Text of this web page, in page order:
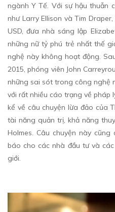
ngành Y Tế. Với sự hậu thuẫn
như Larry Ellison và Tim
USD, đưa nhà sáng lập
những nữ tỷ phú trẻ nhất thế
nghệ này không hoạt động.
2015, phóng viên John
những sai sót trong công nghệ
với rất nhiều cáo trạng về pháp
kể về câu chuyện lừa đảo của
tài năng quản trị, khả năng
Holmes. Câu chuyện này
báo cho các nhà đầu tư và
giới.